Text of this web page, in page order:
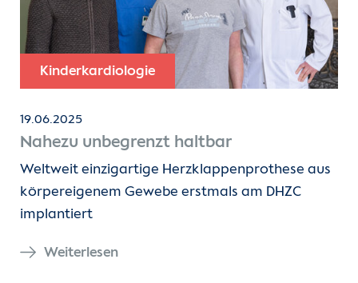
Kinderkardiologie
19.06.2025
Nahezu unbegrenzt haltbar
Weltweit einzigartige Herzklappenprothese aus
körpereigenem Gewebe erstmals am DHZC
implantiert
Weiterlesen